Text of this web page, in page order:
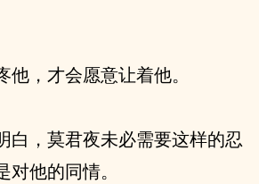
他，才会愿意让着他。
白，莫君夜未必需要这样的忍
他的同情。